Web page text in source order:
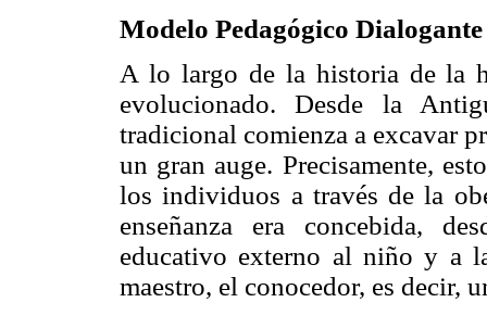
Modelo Pedagógico Dialogante
A lo largo de la historia de la
evolucionado. Desde la
tradicional comienza a excavar
un gran auge. Precisamente,
los individuos a través de la
enseñanza era concebida,
educativo externo al niño y a
maestro, el conocedor, es decir,